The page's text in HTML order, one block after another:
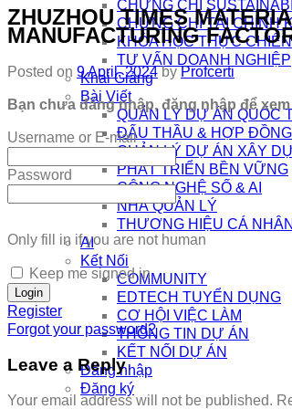
CHỨNG CHỈ
CHỨNG CHỈ TÀI CHÍNH
KHÓA HỌC THỰC CHIẾN
TƯ VẤN DOANH NGHIỆP
Khai Giảng
Bài Viết
QUẢN LÝ DỰ ÁN QUỐC
ĐẤU THẦU & HỢP ĐỒNG
QUẢN LÝ DỰ ÁN XÂY
PHÁT TRIỂN BỀN VỮNG
CÔNG NGHỆ SỐ & AI
NHÀ QUẢN LÝ
THƯƠNG HIỆU CÁ NHÂN
AI
Kết Nối
COMMUNITY
EDTECH TUYỂN DỤNG
CƠ HỘI VIỆC LÀM
THÔNG TIN DỰ ÁN
KẾT NỐI DỰ ÁN
Đăng nhập
Đăng ký
ZHUZHOU TIMES
MANUFACTURING
Posted on 9 April, 2024 byProfcerti
Bạn chưa đăng nhập, đăng nhập để
Username or E-mail
Password
Only fill in if you are not human
Keep me signed in
Register
Forgot your password?
Leave a Reply
Your email address will not be published.